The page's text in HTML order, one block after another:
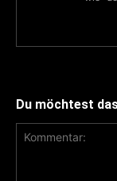
Du möchtest